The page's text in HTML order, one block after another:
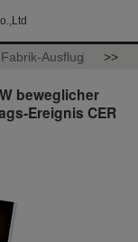
Fabrik-Ausflug >>
beweglicher
Ereignis CER